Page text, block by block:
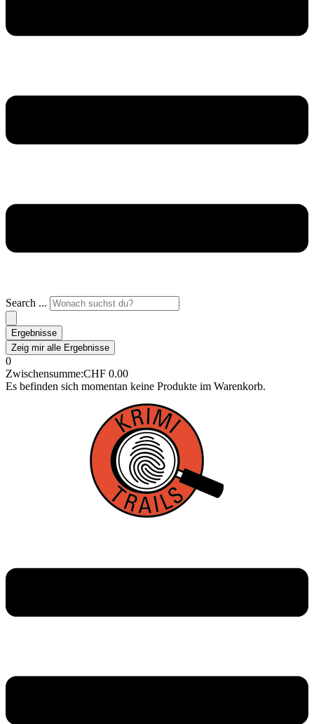
Search ...
Ergebnisse
Zeig mir alle Ergebnisse
0
Zwischensumme:CHF 0.00
Es befinden sich momentan keine Produkte im Warenkorb.